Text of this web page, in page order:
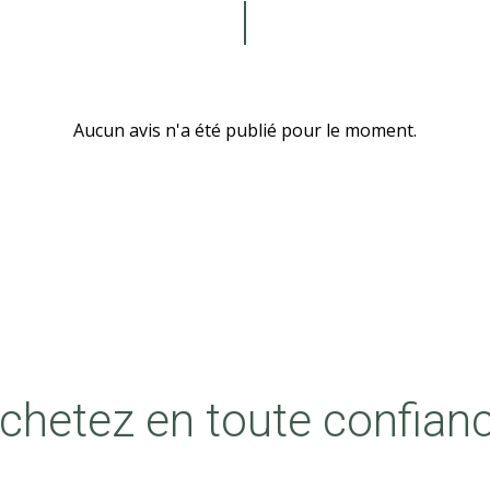
Aucun avis n'a été publié pour le moment.
en toute